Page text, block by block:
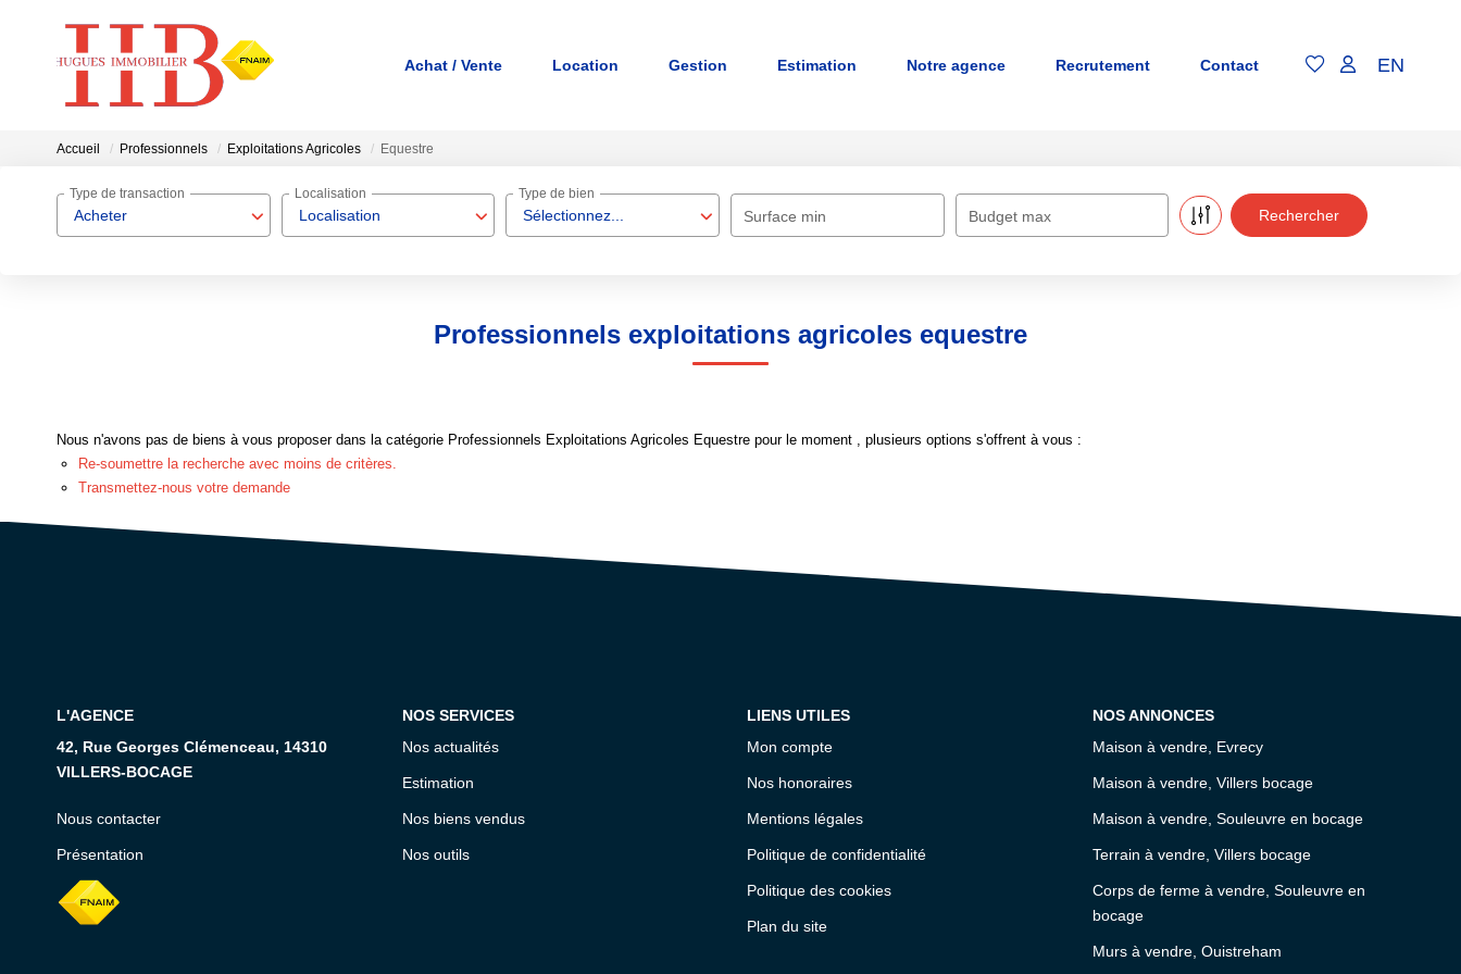
Achat / Vente Location Gestion Estimation Notre agence Recrutement Contact EN
Accueil Professionnels Exploitations Agricoles Equestre
Acheter
Type de transaction
Localisation
Localisation
Sélectionnez...
Type de bien
Surface min Budget max
Professionnels exploitations agricoles equestre
Nous n'avons pas de biens à vous proposer dans la catégorie Professionnels Exploitations Agricoles Equestre pour le moment , plusieurs options s'offrent à vous :
Re-soumettre la recherche avec moins de critères.
Transmettez-nous votre demande
L'AGENCE
42, Rue Georges Clémenceau, 14310
VILLERS-BOCAGE
Nous contacter
Présentation
NOS SERVICES
Nos actualités
Estimation
Nos biens vendus
Nos outils
LIENS UTILES
Mon compte
Nos honoraires
Mentions légales
Politique de confidentialité
Politique des cookies
Plan du site
NOS ANNONCES
Maison à vendre, Evrecy
Maison à vendre, Villers bocage
Maison à vendre, Souleuvre en bocage
Terrain à vendre, Villers bocage
Corps de ferme à vendre, Souleuvre en
bocage
Murs à vendre, Ouistreham